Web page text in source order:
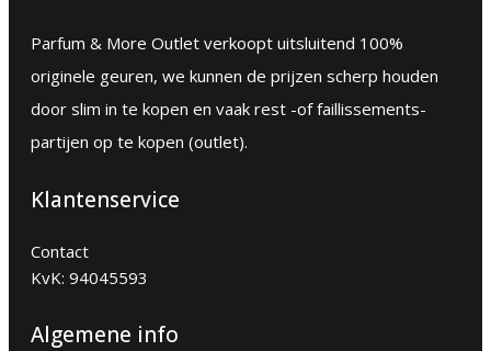
Parfum & More Outlet verkoopt uitsluitend 100%
originele geuren, we kunnen de prijzen scherp houden
door slim in te kopen en vaak rest -of faillissements-
partijen op te kopen (outlet).
Klantenservice
Contact
KvK: 94045593
Algemene info